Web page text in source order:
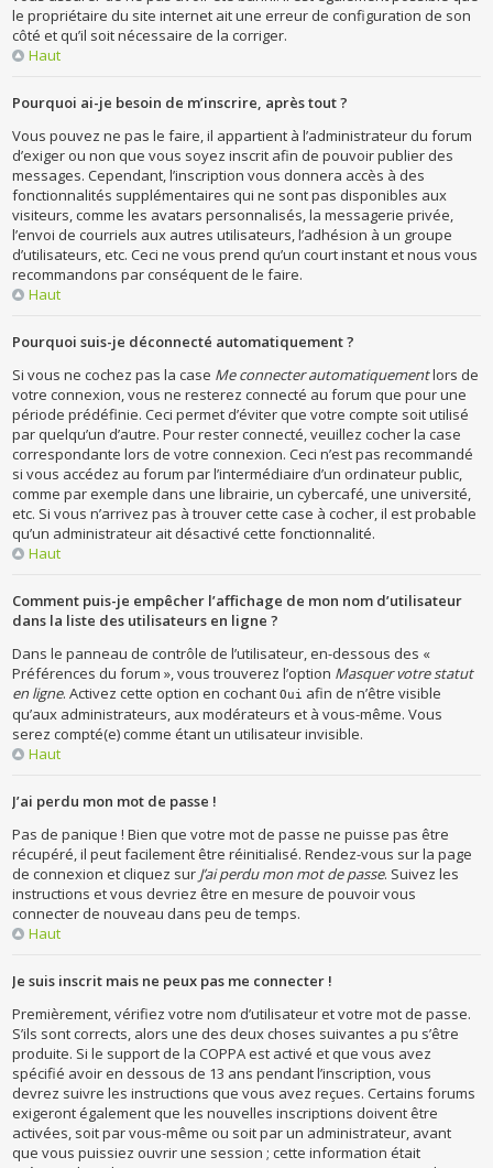
le propriétaire du site internet ait une erreur de configuration de son
côté et qu’il soit nécessaire de la corriger.
Haut
Pourquoi ai-je besoin de m’inscrire, après tout ?
Vous pouvez ne pas le faire, il appartient à l’administrateur du forum
d’exiger ou non que vous soyez inscrit afin de pouvoir publier des
messages. Cependant, l’inscription vous donnera accès à des
fonctionnalités supplémentaires qui ne sont pas disponibles aux
visiteurs, comme les avatars personnalisés, la messagerie privée,
l’envoi de courriels aux autres utilisateurs, l’adhésion à un groupe
d’utilisateurs, etc. Ceci ne vous prend qu’un court instant et nous vous
recommandons par conséquent de le faire.
Haut
Pourquoi suis-je déconnecté automatiquement ?
Si vous ne cochez pas la case Me connecter automatiquementlors de
votre connexion, vous ne resterez connecté au forum que pour une
période prédéfinie. Ceci permet d’éviter que votre compte soit utilisé
par quelqu’un d’autre. Pour rester connecté, veuillez cocher la case
correspondante lors de votre connexion. Ceci n’est pas recommandé
si vous accédez au forum par l’intermédiaire d’un ordinateur public,
comme par exemple dans une librairie, un cybercafé, une université,
etc. Si vous n’arrivez pas à trouver cette case à cocher, il est probable
qu’un administrateur ait désactivé cette fonctionnalité.
Haut
Comment puis-je empêcher l’affichage de mon nom d’utilisateur
dans la liste des utilisateurs en ligne ?
Dans le panneau de contrôle de l’utilisateur, en-dessous des «
Préférences du forum », vous trouverez l’option Masquer votre statut
en ligne. Activez cette option en cochantOui afin de n’être visible
qu’aux administrateurs, aux modérateurs et à vous-même. Vous
serez compté(e) comme étant un utilisateur invisible.
Haut
J’ai perdu mon mot de passe !
Pas de panique ! Bien que votre mot de passe ne puisse pas être
récupéré, il peut facilement être réinitialisé. Rendez-vous sur la page
de connexion et cliquez sur J’ai perdu mon mot de passe. Suivez les
instructions et vous devriez être en mesure de pouvoir vous
connecter de nouveau dans peu de temps.
Haut
Je suis inscrit mais ne peux pas me connecter !
Premièrement, vérifiez votre nom d’utilisateur et votre mot de passe.
S’ils sont corrects, alors une des deux choses suivantes a pu s’être
produite. Si le support de la COPPA est activé et que vous avez
spécifié avoir en dessous de 13 ans pendant l’inscription, vous
devrez suivre les instructions que vous avez reçues. Certains forums
exigeront également que les nouvelles inscriptions doivent être
activées, soit par vous-même ou soit par un administrateur, avant
que vous puissiez ouvrir une session ; cette information était